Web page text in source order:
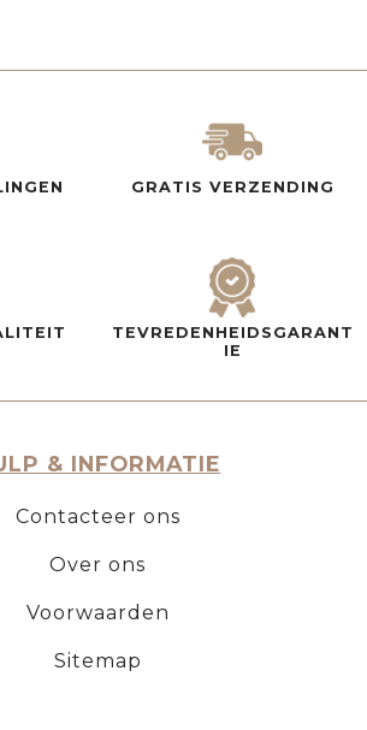
GRATIS VERZENDING
TEVREDENHEIDSGARANT
IE
& INFORMATIE
Contacteer ons
Over ons
Voorwaarden
Sitemap